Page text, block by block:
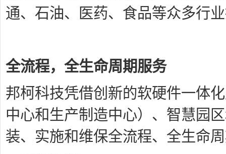
通、 石油、医药、食品等众多行
全流程，全生命周期服务
邦柯科技凭借创新的软硬件一体
中心和生产制造中心）、智慧园
装、实施和维保全流程、全生命